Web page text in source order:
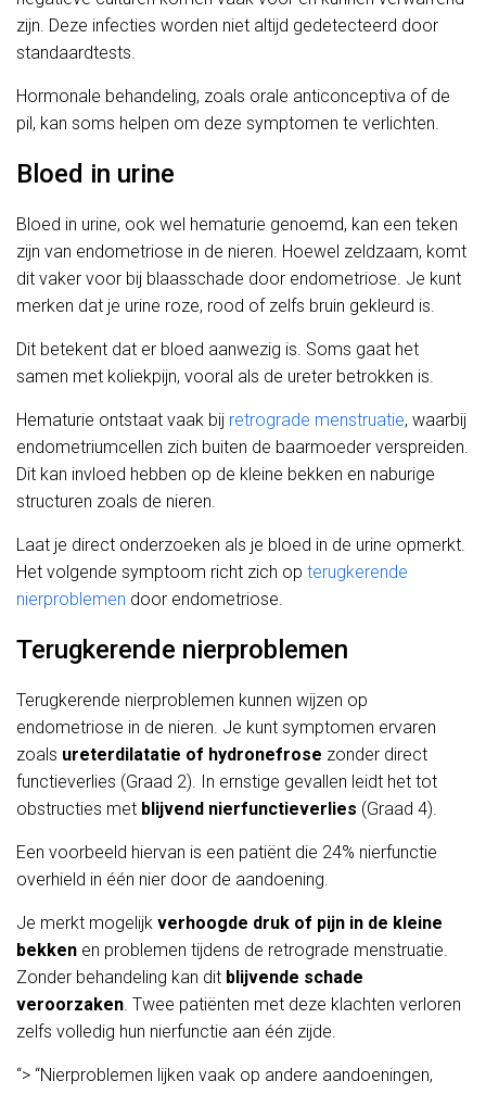
zijn. Deze infecties worden niet altijd gedetecteerd door
standaardtests.
Hormonale behandeling, zoals orale anticonceptiva of de
pil, kan soms helpen om deze symptomen te verlichten.
Bloed in urine
Bloed in urine, ook wel hematurie genoemd, kan een teken
zijn van endometriose in de nieren. Hoewel zeldzaam, komt
dit vaker voor bij blaasschade door endometriose. Je kunt
merken dat je urine roze, rood of zelfs bruin gekleurd is.
Dit betekent dat er bloed aanwezig is. Soms gaat het
samen met koliekpijn, vooral als de ureter betrokken is.
Hematurie ontstaat vaak bij retrograde menstruatie, waarbij
endometriumcellen zich buiten de baarmoeder verspreiden.
Dit kan invloed hebben op de kleine bekken en naburige
structuren zoals de nieren.
Laat je direct onderzoeken als je bloed in de urine opmerkt.
Het volgende symptoom richt zich op terugkerende
nierproblemen door endometriose.
Terugkerende nierproblemen
Terugkerende nierproblemen kunnen wijzen op
endometriose in de nieren. Je kunt symptomen ervaren
zoals ureterdilatatie of hydronefrose zonder direct
functieverlies (Graad 2). In ernstige gevallen leidt het tot
obstructies met blijvend nierfunctieverlies (Graad 4).
Een voorbeeld hiervan is een patiënt die 24% nierfunctie
overhield in één nier door de aandoening.
Je merkt mogelijk verhoogde druk of pijn in de kleine
bekken en problemen tijdens de retrograde menstruatie.
Zonder behandeling kan dit blijvende schade
veroorzaken. Twee patiënten met deze klachten verloren
zelfs volledig hun nierfunctie aan één zijde.
“> “Nierproblemen lijken vaak op andere aandoeningen,